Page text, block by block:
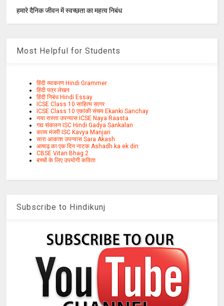
हमारे दैनिक जीवन में स्वच्छता का महत्व निबंध
Most Helpful for Students
हिंदी व्याकरण Hindi Grammer
हिंदी पत्र लेखन
हिंदी निबंध Hindi Essay
ICSE Class 10 साहित्य सागर
ICSE Class 10 एकांकी संचय Ekanki Sanchay
नया रास्ता उपन्यास ICSE Naya Raasta
गद्य संकलन ISC Hindi Gadya Sankalan
काव्य मंजरी ISC Kavya Manjari
सारा आकाश उपन्यास Sara Akash
आषाढ़ का एक दिन नाटक Ashadh ka ek din
CBSE Vitan Bhag 2
बच्चों के लिए उपयोगी कविता
Subscribe to Hindikunj